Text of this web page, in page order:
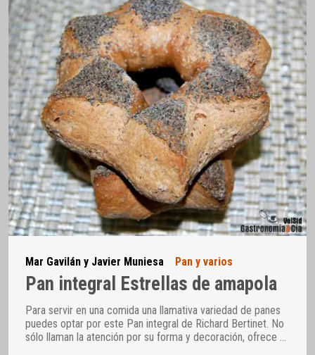
Mar Gavilán y Javier Muniesa Pan y varios
Pan integral Estrellas de amapola
Para servir en una comida una llamativa variedad de panes
puedes optar por este Pan integral de Richard Bertinet. No
sólo llaman la atención por su forma y decoración, ofrece